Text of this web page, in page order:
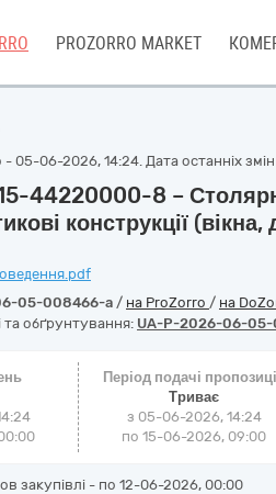
PROZORRO MARKET
05-06-2026, 14:24. Дата останніх
44220000-8 –
конструкції
05-008466-a / на ProZorro / на
та обґрунтування: UA-P-2026-06-
Період подачі
Триває
з 05-06-2026, 14:24
по 15-06-2026, 09:00
закупівлі - по 12-06-2026, 00:00